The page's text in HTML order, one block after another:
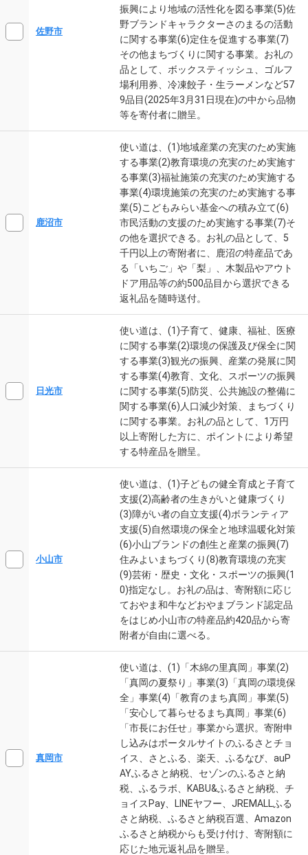
佐野市
振興により地域の活性化を図る事業(5)佐
野ブランドキャラクターさのまるの活動
に関する事業(6)定住を促進する事業(7)
その他まちづくりに関する事業。お礼の
品として、ボックスティッシュ、ゴルフ
場利用券、冷凍餃子・生ラーメンなど57
9品目(2025年3月31日現在)の中から品物
等を寄付者に贈呈。
鹿沼市
使い道は、(1)地域産業の充実のため実施
する事業(2)教育環境の充実のため実施す
る事業(3)福祉施策の充実のため実施する
事業(4)環境施策の充実のため実施する事
業(5)こどもみらい基金への積み立て(6)
市民活動の支援のため実施する事業(7)そ
の他を選択できる。お礼の品として、5
千円以上の寄附者に、鹿沼の特産品であ
る「いちご」や「梨」、木製品やアウト
ドア用品等の約500品目から選択できる
返礼品を随時送付。
日光市
使い道は、(1)子育て、健康、福祉、医療
に関する事業(2)環境の保護及び保全に関
する事業(3)観光の振興、産業の発展に関
する事業(4)教育、文化、スポーツの振興
に関する事業(5)防災、公共施設の整備に
関する事業(6)人口減少対策、まちづくり
に関する事業。お礼の品として、1万円
以上寄附した方に、ポイントにより希望
する特産品を贈呈。
小山市
使い道は、(1)子どもの健全育成と子育て
支援(2)高齢者の生きがいと健康づくり
(3)障がい者の自立支援(4)ボランティア
支援(5)自然環境の保全と地球温暖化対策
(6)小山ブランドの創生と産業の振興(7)
住みよいまちづくり(8)教育環境の充実
(9)芸術・歴史・文化・スポーツの振興(1
0)指定なし。お礼の品は、寄附額に応じ
ておやま和牛などおやまブランド認定品
をはじめ小山市の特産品約420品から寄
附者が自由に選べる。
真岡市
使い道は、(1)「木綿の里真岡」事業(2)
「真岡の夏祭り」事業(3)「真岡の環境保
全」事業(4)「教育のまち真岡」事業(5)
「安心して暮らせるまち真岡」事業(6)
「市長にお任せ」事業から選択。寄附申
し込みはポータルサイトのふるさとチョ
イス、さとふる、楽天、ふるなび、auP
AYふるさと納税、セゾンのふるさと納
税、ふるラボ、KABU&ふるさと納税、チ
ョイスPay、LINEヤフー、JREMALLふる
さと納税、ふるさと納税百選、Amazon
ふるさと納税からも受け付け、寄附額に
応じた地元返礼品を贈呈。